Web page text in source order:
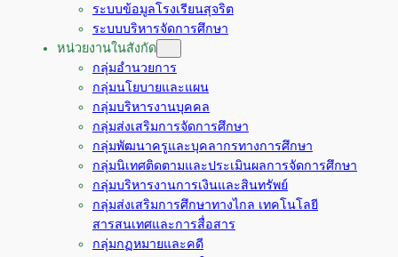
ระบบข้อมูลโรงเรียนสุจริต
ระบบบริหารจัดการศึกษา
หน่วยงานในสังกัด
กลุ่มอำนวยการ
กลุ่มนโยบายและแผน
กลุ่มบริหารงานบุคคล
กลุ่มส่งเสริมการจัดการศึกษา
กลุ่มพัฒนาครูและบุคลากรทางการศึกษา
กลุ่มนิเทศติดตามและประเมินผลการจัดการศึกษา
กลุ่มบริหารงานการเงินและสินทรัพย์
กลุ่มส่งเสริมการศึกษาทางไกล เทคโนโลยี
สารสนเทศและการสื่อสาร
กลุ่มกฏหมายและคดี